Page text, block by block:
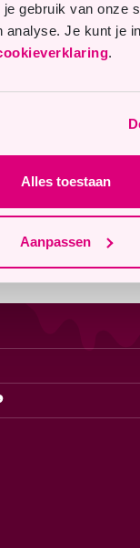
gebruik van onze
analyse. Je kunt je
.
Alles toestaan
Aanpassen
is happy to